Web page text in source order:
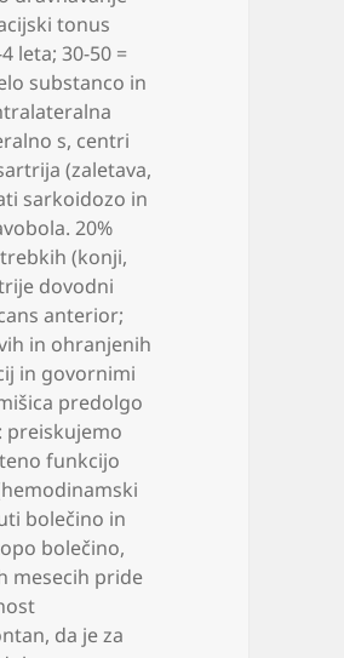
tonus
leta; 30-50 =
substanco in
s, centri
(zaletava,
sarkoidozo in
20%
(konji,
trije dovodni
anterior;
in ohranjenih
in govornimi
predolgo
preiskujemo
funkcijo
bolečino in
bolečino,
mesecih pride
, da je za